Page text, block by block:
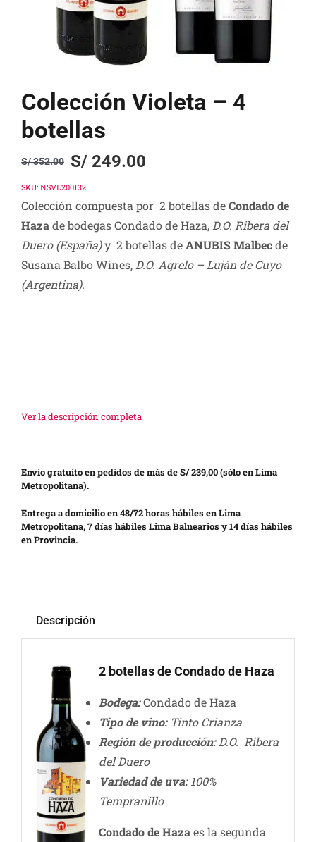
Colección Violeta – 4
botellas
S/352.00
Original
price
was:
S/ 352.00.
S/249.00
Current
price
is:
S/ 249.00.
SKU: NSVL200132
Colección compuesta por 2 botellas deCondado de
Hazade bodegas Condado de Haza, D.O. Ribera del
Duero (España)y 2 botellas deANUBIS Malbecde
Susana Balbo Wines, D.O. Agrelo – Luján de Cuyo
(Argentina).
Ver la descripción completa
Envío gratuito en pedidos de más de S/ 239,00 (sólo en Lima
Metropolitana).
Entrega a domicilio en 48/72 horas hábiles en Lima
Metropolitana, 7 días hábiles Lima Balnearios y 14 días hábiles
en Provincia.
Descripción
2 botellas de Condado de Haza
Bodega:Condado de Haza
Tipo de vino:Tinto Crianza
Región de producción:D.O. Ribera
del Duero
Variedad de uva:100%
Tempranillo
Condado de Hazaes la segunda